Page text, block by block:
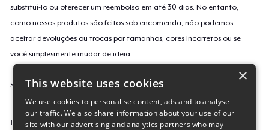
substituí-lo ou oferecer um reembolso em até 30 dias. No entanto,
como nossos produtos são feitos sob encomenda, não podemos
aceitar devoluções ou trocas por tamanhos, cores incorretos ou se
você simplesmente mudar de ideia.
Saiba mais sobre a nossa política de devolução
Identificação da campanha
×
This website uses cookies
We use cookies to personalise content, ads and to analyse
our traffic. We also share information about your use of our
site with our advertising and analytics partners who may